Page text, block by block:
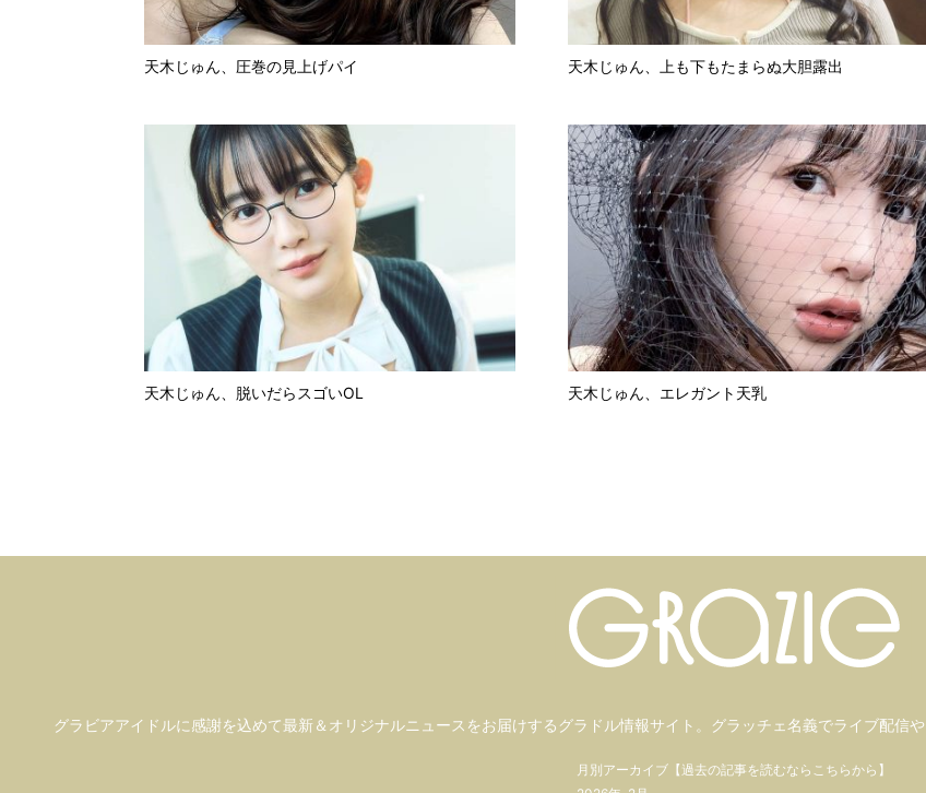
天木じゅん、圧巻の見上げパイ 天木じゅん、上も下もたまらぬ大胆露出
天木じゅん、脱いだらスゴいOL 天木じゅん、エレガント天乳
グラビアアイドルに感謝を込めて最新＆オリジナルニュースをお届けするグラドル情報サイト。 グラッチェ名義でライブ配信や
月別アーカイブ【過去の記事を読むならこちらから】